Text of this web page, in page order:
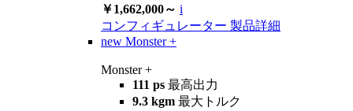
￥1,662,000～ i
コンフィギュレーター 製品詳細
new Monster +
Monster +
111 ps 最高出力
9.3 kgm 最大トルク